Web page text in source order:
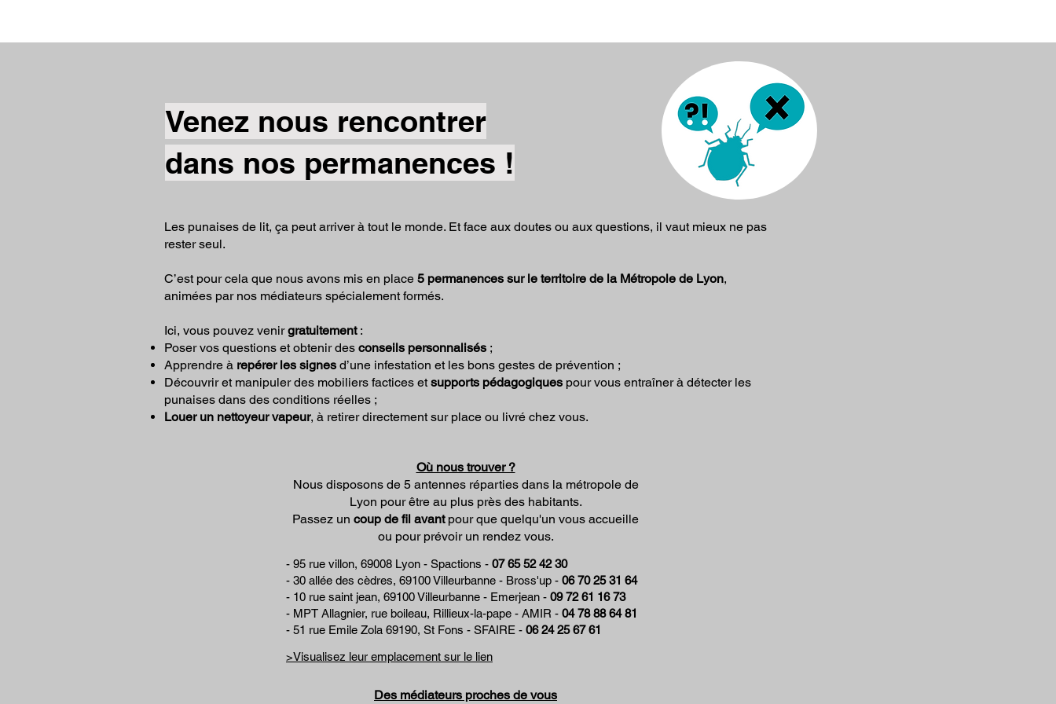
Venez nous rencontrer
dans nos permanences !
Les punaises de lit, ça peut arriver à tout le monde. Et face aux doutes ou aux questions, il vaut mieux ne pas
rester seul.
C’est pour cela que nous avons mis en place 5 permanences sur le territoire de la Métropole de Lyon,
animées par nos médiateurs spécialement formés.
Ici, vous pouvez venirgratuitement:
Poser vos questions et obtenir des conseils personnalisés ;
Apprendre à repérer les signes d’une infestation et les bons gestes de prévention ;
Découvrir et manipuler des mobiliers factices et supports pédagogiques pour vous entraîner à détecter les
punaises dans des conditions réelles ;
Louer un nettoyeur vapeur, à retirer directement sur place ou livré chez vous.
Où nous trouver ?
Nous disposons de 5 antennes réparties dans la métropole de
Lyon pour être au plus près des habitants.
Passez un coup de fil avant pour que quelqu'un vous accueille
ou pour prévoir un rendez vous.
- 95 rue villon, 69008 Lyon - Spactions - 07 65 52 42 30
- 30 allée des cèdres, 69100 Villeurbanne - Bross'up - 06 70 25 31 64
- 10 rue saint jean, 69100 Villeurbanne - Emerjean - 09 72 61 16 73
- MPT Allagnier, rue boileau, Rillieux-la-pape - AMIR​ ​ - 04 78 88 64 81
- 51 rue Emile Zola 69190, St Fons - SFAIRE - 06 24 25 67 61
>Visualisez leur emplacement sur le lien
Des médiateurs proches de vous